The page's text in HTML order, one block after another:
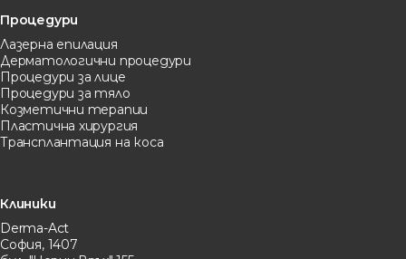
Процедури
Лазерна eпилация
Дерматологични процедури
Процедури за лице
Процедури за тяло
Козметични терапии
Пластична хирургия
Трансплантация на коса
Клиники
Derma-Act
София, 1407